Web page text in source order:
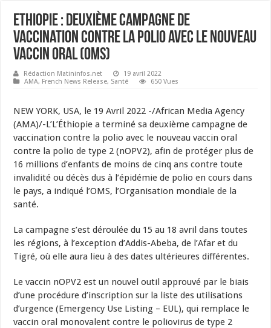
Ethiopie : deuxième campagne de
vaccination contre la polio avec le nouveau
vaccin oral (OMS)
Rédaction Matininfos.net
19 avril 2022
AMA, French News Release, Santé 650 Vues
NEW YORK, USA, le 19 Avril 2022 -/African Media Agency
(AMA)/-L’L’Éthiopie a terminé sa deuxième campagne de
vaccination contre la polio avec le nouveau vaccin oral
contre la polio de type 2 (nOPV2), afin de protéger plus de
16 millions d’enfants de moins de cinq ans contre toute
invalidité ou décès dus à l’épidémie de polio en cours dans
le pays, a indiqué l’OMS, l’Organisation mondiale de la
santé.
La campagne s’est déroulée du 15 au 18 avril dans toutes
les régions, à l’exception d’Addis-Abeba, de l’Afar et du
Tigré, où elle aura lieu à des dates ultérieures différentes.
Le vaccin nOPV2 est un nouvel outil approuvé par le biais
d’une procédure d’inscription sur la liste des utilisations
d’urgence (Emergency Use Listing – EUL), qui remplace le
vaccin oral monovalent contre le poliovirus de type 2